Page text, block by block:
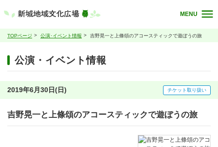
MENU
TOPページ 公演･イベント情報 吉野晃一と上條頌のアコースティックで遊ぼうの旅
公演・イベント情報
2019年6月30日(日) チケット取り扱い
吉野晃一と上條頌のアコースティックで遊ぼうの旅